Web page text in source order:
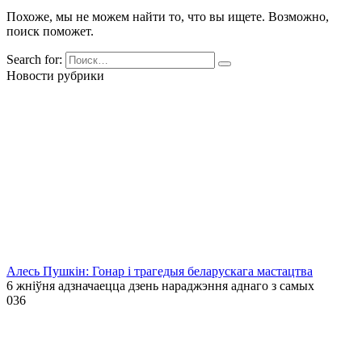
Похоже, мы не можем найти то, что вы ищете. Возможно,
поиск поможет.
Search for:
Новости рубрики
Алесь Пушкін: Гонар і трагедыя беларускага мастацтва
6 жніўня адзначаецца дзень нараджэння аднаго з самых
036